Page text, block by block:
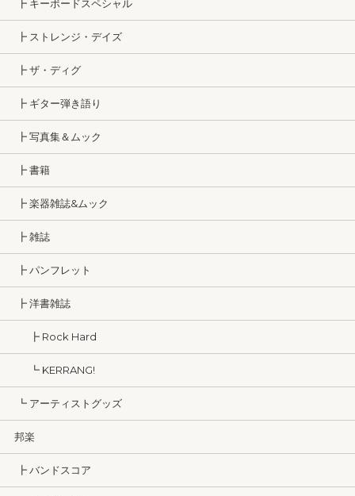
┣ キーボードスペシャル
┣ ストレンジ・デイズ
┣ ザ・ディグ
┣ ギター弾き語り
┣ 写真集＆ムック
┣ 書籍
┣ 楽器雑誌&ムック
┣ 雑誌
┣ パンフレット
┣ 洋書雑誌
┣ Rock Hard
┗ KERRANG!
┗ アーティストグッズ
邦楽
┣ バンドスコア